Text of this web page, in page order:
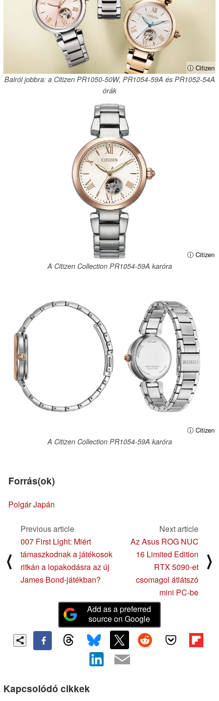
ⓘ Citizen
Balról jobbra: a Citizen PR1050-50W, PR1054-59A és PR1052-54A
órák
ⓘ Citizen
A Citizen Collection PR1054-59A karóra
ⓘ Citizen
A Citizen Collection PR1054-59A karóra
Forrás(ok)
Polgár Japán
⟨
Previous article
007 First Light: Miért
támaszkodnak a játékosok
ritkán a lopakodásra az új
James Bond-játékban?
Next article
Az Asus ROG NUC
16 Limited Edition
RTX 5090-et
csomagol átlátszó
mini PC-be
⟩
Add as a preferred
source on Google
Kapcsolódó cikkek